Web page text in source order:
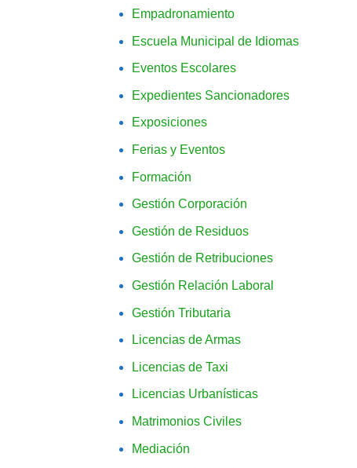
Empadronamiento
Escuela Municipal de Idiomas
Eventos Escolares
Expedientes Sancionadores
Exposiciones
Ferias y Eventos
Formación
Gestión Corporación
Gestión de Residuos
Gestión de Retribuciones
Gestión Relación Laboral
Gestión Tributaria
Licencias de Armas
Licencias de Taxi
Licencias Urbanísticas
Matrimonios Civiles
Mediación